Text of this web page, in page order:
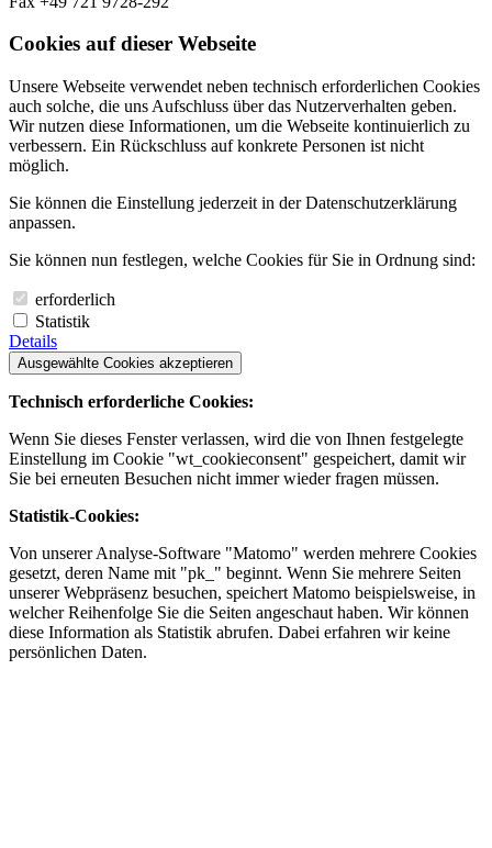
Cookies auf dieser Webseite
Unsere Webseite verwendet neben technisch erforderlichen Cookies
auch solche, die uns Aufschluss über das Nutzerverhalten geben.
Wir nutzen diese Informationen, um die Webseite kontinuierlich zu
verbessern. Ein Rückschluss auf konkrete Personen ist nicht
möglich.
Sie können die Einstellung jederzeit in der Datenschutzerklärung
anpassen.
Sie können nun festlegen, welche Cookies für Sie in Ordnung sind:
erforderlich
Statistik
Details
Ausgewählte Cookies akzeptieren
Technisch erforderliche Cookies:
Wenn Sie dieses Fenster verlassen, wird die von Ihnen festgelegte
Einstellung im Cookie "wt_cookieconsent" gespeichert, damit wir
Sie bei erneuten Besuchen nicht immer wieder fragen müssen.
Statistik-Cookies:
Von unserer Analyse-Software "Matomo" werden mehrere Cookies
gesetzt, deren Name mit "pk_" beginnt. Wenn Sie mehrere Seiten
unserer Webpräsenz besuchen, speichert Matomo beispielsweise, in
welcher Reihenfolge Sie die Seiten angeschaut haben. Wir können
diese Information als Statistik abrufen. Dabei erfahren wir keine
persönlichen Daten.